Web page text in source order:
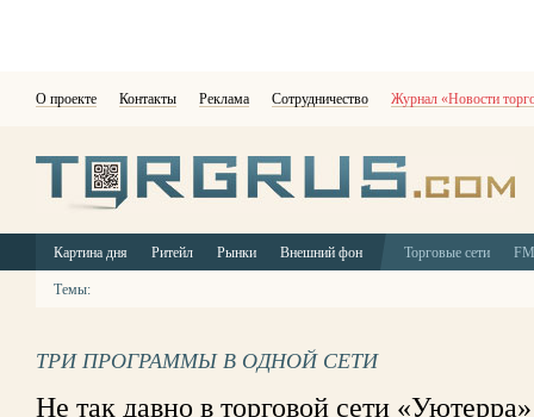
О проекте Контакты Реклама Сотрудничество Журнал «Новости
Картина дня Ритейл Рынки Внешний фон Торговые сети
Темы:
ТРИ ПРОГРАММЫ В ОДНОЙ СЕТИ
Не так давно в торговой сети